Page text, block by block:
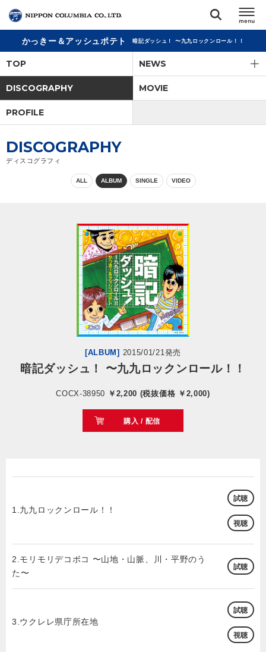
閉じる
TOP
アーティスト
ジャンル
お問い合わせ
閉じる
かっきー＆アッシュポテト 暗記ダッシュ！ 〜九九ロックンロール！！
TOP NEWS
DISCOGRAPHY MOVIE
PROFILE
DISCOGRAPHY
ディスコグラフィ
ALL ALBUM SINGLE VIDEO
[ALBUM] 2015/01/21発売
暗記ダッシュ！ 〜九九ロックンロール！！
COCX-38950 ￥2,200 (税抜価格 ￥2,000)
購入 / 配信
1.九九ロックンロール！！
試聴
視聴
2.モリモリデコボコ 〜山地・山脈、川・平野のう
た〜
試聴
3.ウクレレ県庁所在地
試聴
視聴